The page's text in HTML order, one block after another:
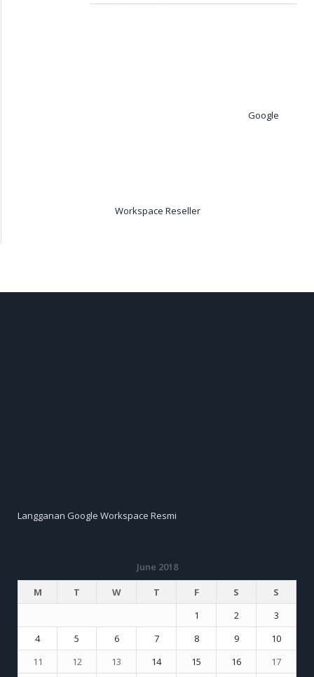
Google
Workspace Reseller
Langganan Google Workspace Resmi
June 2018
M
T W T F S
S
1
2
3
4
5 6 7 8 9
10
11
12 13 14 15 16 17